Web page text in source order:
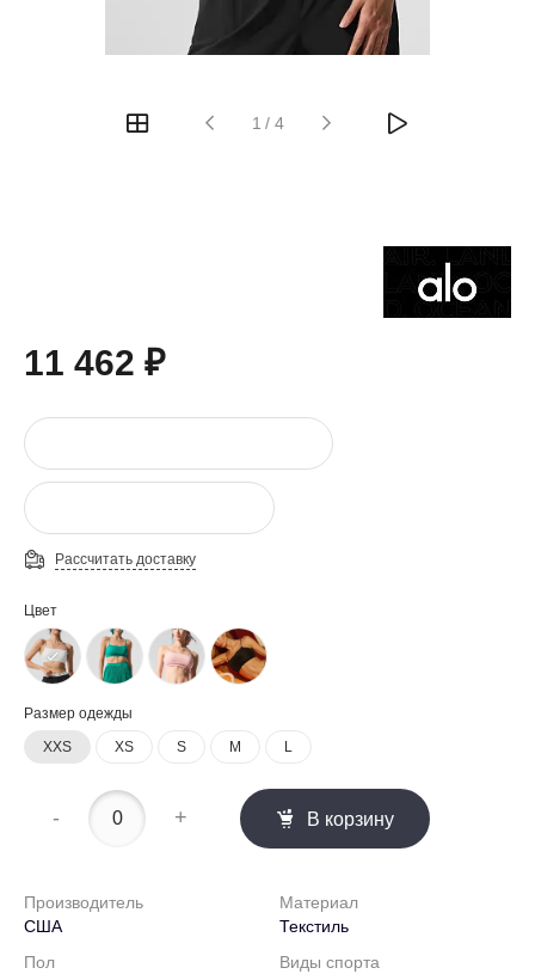
1 / 4
11 462 ₽
Рассчитать доставку
Цвет
Размер одежды
XXS
XS S M L
- + В корзину
Производитель
США
Материал
Текстиль
Пол
Виды спорта